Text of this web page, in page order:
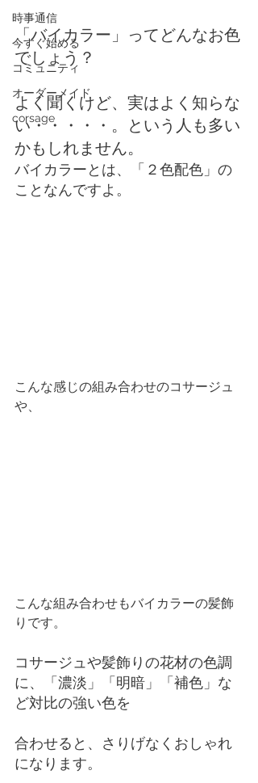
時事通信
今すぐ始める
コミュニティ
オーダーメイド
corsage
「バイカラー」ってどんなお色
でしょう？
よく聞くけど、実はよく知らな
い・・・・・。という人も多い
かもしれません。
バイカラーとは、「２色配色」の
ことなんですよ。
こんな感じの組み合わせのコサージュ
や、
こんな組み合わせもバイカラーの髪飾
りです。
コサージュや髪飾りの花材の色調
に、「濃淡」「明暗」「補色」な
ど対比の強い色を
合わせると、さりげなくおしゃれ
になります。